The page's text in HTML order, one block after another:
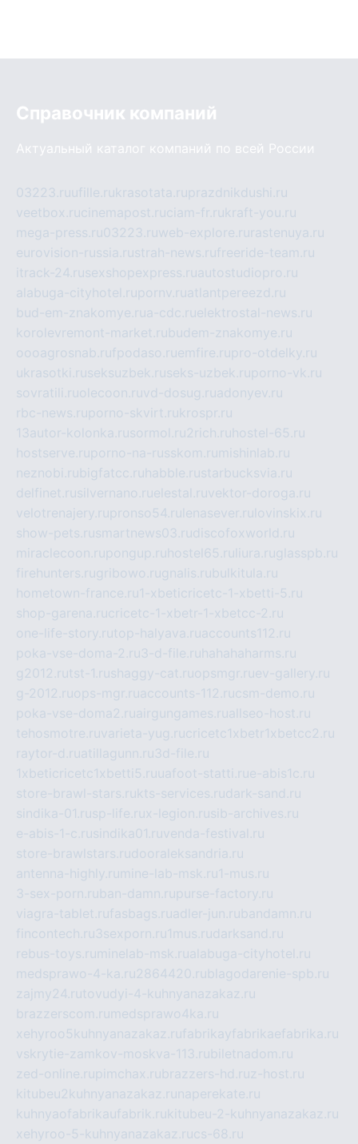
Справочник компаний
Актуальный каталог компаний по всей России
03223.ruufille.rukrasotata.ruprazdnikdushi.ru
veetbox.rucinemapost.ruciam-fr.rukraft-you.ru
mega-press.ru03223.ruweb-explore.ru rastenuya.ru
eurovision-russia.rustrah-news.rufreeride-team.ru
itrack-24.rusexshopexpress.ruautostudiopro.ru
alabuga-cityhotel.rupornv.ruatlantpereezd.ru
bud-em-znakomye.rua-cdc.ruelektrostal-news.ru
korolevremont-market.rubudem-znakomye.ru
oooagrosnab.rufpodaso.ruemfire.rupro-otdelky.ru
ukrasotki.ruseksuzbek.ruseks-uzbek.ruporno-vk.ru
sovratili.ruolecoon.ruvd-dosug.ruadonyev.ru
rbc-news.ruporno-skvirt.rukrospr.ru
13autor-kolonka.rusormol.ru2rich.ru hostel-65.ru
hostserve.ruporno-na-russkom.ru mishinlab.ru
neznobi.rubigfatcc.ru habble.rustarbucksvia.ru
delfinet.rusilvernano.ruelestal.ruvektor-doroga.ru
velotrenajery.rupronso54.ru lenasever.ru lovinskix.ru
show-pets.rusmartnews03.rudiscofoxworld.ru
miraclecoon.rupongup.ru hostel65.ru liura.ruglasspb.ru
firehunters.rugribowo.rugnalis.rubulkitula.ru
hometown-france.ru1-xbeticricetc-1-xbetti-5.ru
shop-garena.rucricetc-1-xbetr-1-xbetcc-2.ru
one-life-story.rutop-halyava.ruaccounts112.ru
poka-vse-doma-2.ru3-d-file.ru hahahaharms.ru
g2012.rutst-1.rushaggy-cat.ruopsmgr.ruev-gallery.ru
g-2012.ruops-mgr.ruaccounts-112.rucsm-demo.ru
poka-vse-doma2.ruairgungames.ruallseo-host.ru
tehosmotre.ruvarieta-yug.rucricetc1xbetr1xbetcc2.ru
raytor-d.ruatillagunn.ru3d-file.ru
1xbeticricetc1xbetti5.ruuafoot-statti.rue-abis1c.ru
store-brawl-stars.rukts-services.rudark-sand.ru
sindika-01.rusp-life.rux-legion.rusib-archives.ru
e-abis-1-c.rusindika01.ruvenda-festival.ru
store-brawlstars.rudooraleksandria.ru
antenna-highly.ru mine-lab-msk.ru1-mus.ru
3-sex-porn.ruban-damn.rupurse-factory.ru
viagra-tablet.rufasbags.ruadler-jun.rubandamn.ru
fincontech.ru3sexporn.ru1mus.rudarksand.ru
rebus-toys.ru minelab-msk.rualabuga-cityhotel.ru
medsprawo-4-ka.ru2864420.rublagodarenie-spb.ru
zajmy24.rutovudyi-4-kuhnyanazakaz.ru
brazzerscom.ru medsprawo4ka.ru
xehyroo5kuhnyanazakaz.rufabrikayfabrikaefabrika.ru
vskrytie-zamkov-moskva-113.rubiletnadom.ru
zed-online.rupimchax.rubrazzers-hd.ruz-host.ru
kitubeu2kuhnyanazakaz.ru naperekate.ru
kuhnyaofabrikaufabrik.rukitubeu-2-kuhnyanazakaz.ru
xehyroo-5-kuhnyanazakaz.rucs-68.ru